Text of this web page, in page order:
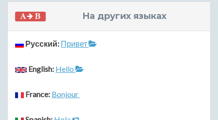
На других языках
Русский: Привет
English: Hello
France: Bonjour